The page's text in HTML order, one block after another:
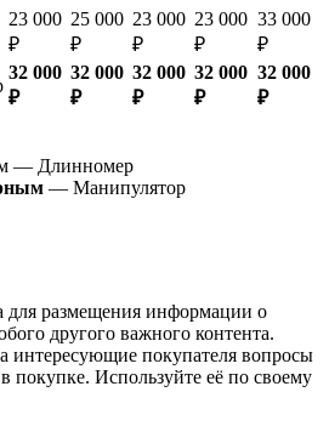
23 000
₽
25 000
₽
23 000
₽
23 000
₽
33 000
₽
32 000
₽
32 000
₽
32 000
₽
32 000
₽
32 000
₽
— Длинномер
— Манипулятор
для размещения информации о
другого важного контента.
интересующие покупателя вопросы
покупке. Используйте её по своему